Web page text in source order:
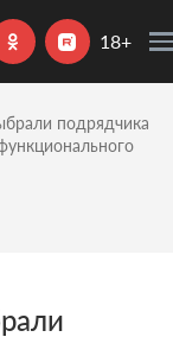
18+
подрядчика